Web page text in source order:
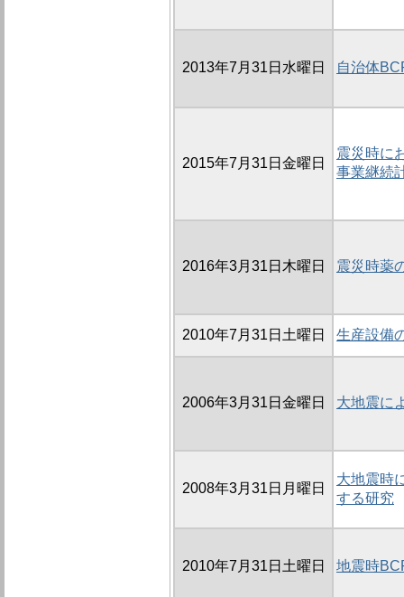
2013年7月31日水曜日 自治体
2015年7月31日金曜日
震災時に
事業継続
2016年3月31日木曜日 震災時薬
2010年7月31日土曜日 生産設備
2006年3月31日金曜日 大地震に
2008年3月31日月曜日
大地震時
する研究
2010年7月31日土曜日 地震時